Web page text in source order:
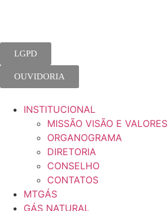
LGPD
OUVIDORIA
INSTITUCIONAL
MISSÃO VISÃO E VALORES
ORGANOGRAMA
DIRETORIA
CONSELHO
CONTATOS
MTGÁS
GÁS NATURAL